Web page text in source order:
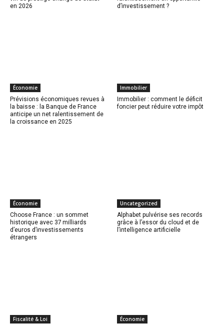
en 2026
d’investissement ?
Économie
Prévisions économiques revues à
la baisse : la Banque de France
anticipe un net ralentissement de
la croissance en 2025
Immobilier
Immobilier : comment le déficit
foncier peut réduire votre impôt
Économie
Choose France : un sommet
historique avec 37 milliards
d’euros d’investissements
étrangers
Uncategorized
Alphabet pulvérise ses records
grâce à l’essor du cloud et de
l’intelligence artificielle
Fiscalité & Loi
Économie